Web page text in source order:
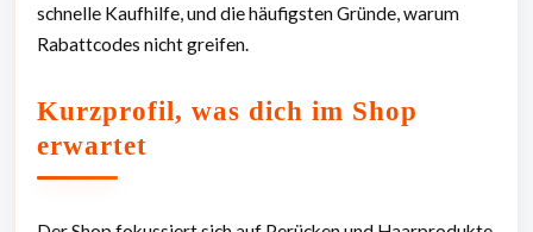
schnelle Kaufhilfe, und die häufigsten Gründe, warum
Rabattcodes nicht greifen.
Kurzprofil, was dich im Shop
erwartet